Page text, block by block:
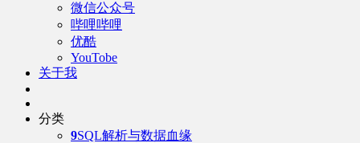
微信公众号
哔哩哔哩
优酷
YouTobe
关于我
分类
9SQL解析与数据血缘